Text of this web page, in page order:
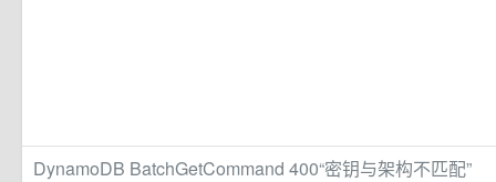
DynamoDB BatchGetCommand 400“密钥与架构不匹配”